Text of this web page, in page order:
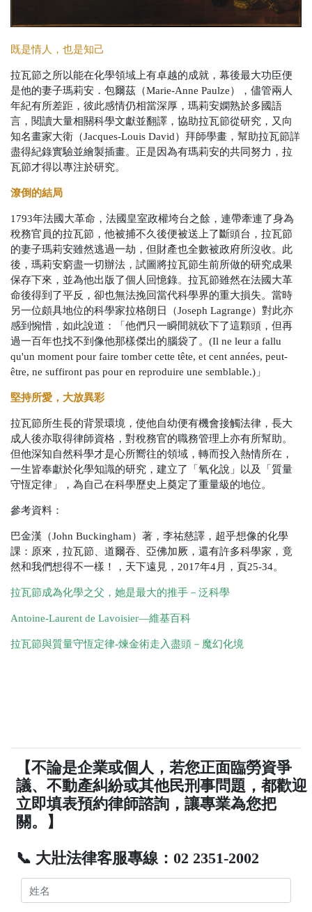
既是情人，也是知己
拉瓦節之所以能在化學領域上有卓越的成就，幕後最大功臣便
是他的妻子瑪莉安．包爾茲（Marie-Anne Paulze），儘管兩人
年紀有所差距，彼此感情仍相當深厚，瑪莉安嫻熟於多國語
言，閱讀大量相關科學文獻並翻譯，協助拉瓦節從研究，又向
知名畫家大衛（Jacques-Louis David）拜師學畫，幫助拉瓦節詳
盡得紀錄實驗並繪製插畫。正是因為有瑪莉安的共同努力，拉
瓦節才得以專注於研究。
潦倒的結局
1793年法國大革命，法國皇室政權垮台之餘，連帶牽連了身為
稅務官員的拉瓦節，他被捕不久後便被送上了斷頭台，拉瓦節
的妻子瑪莉安雖然逃過一劫，但財產也全數被政府所沒收。此
後，瑪莉安窮盡一切辦法，試圖將拉瓦節生前所做的研究成果
保存下來，並為他出版了個人回憶錄。拉瓦節雖然在法國大革
命後得到了平反，卻也無法挽回當代科學界的重大損失。當時
另一位頗具地位的科學家拉格朗日（Joseph Lagrange）對此亦
感到惋惜，如此說道：「 他們只一瞬間就砍下了這顆頭，但再
過一百年也找不到像他那樣傑出的腦袋了。(Il ne leur a fallu
qu'un moment pour faire tomber cette tête, et cent années, peut-
être, ne suffiront pas pour en reproduire une semblable.) 」
堅持所愛，大放異彩
拉瓦節所生長的背景環境，使他自幼便有機會接觸法律，長大
成人後亦取得律師資格，對稅務官的職務管理上亦有所幫助。
但他深知自然科學才是心所嚮往的領域，轉而投入熱情所在，
一生皆奉獻於化學知識的研究，建立了「氧化說」以及「質量
守恆定律」，為自己在科學歷史上奠定了重量級的地位。
參考資料：
巴金漢（John Buckingham）著，李祐慈譯，超乎想像的化學
課：原來，拉瓦節、道爾吞、亞佛加厥，還有許多科學家，竟
然和我們想得不一樣！，天下遠見，2017年4月，頁25-34。
拉瓦節成為化學之父，她是最大的推手－泛科學
Antoine-Laurent de Lavoisier—維基百科
拉瓦節與質量守恆定律-煉金術走入盡頭－魔幻化境
【不論是企業或個人，若您正面臨勞資爭
議、不動產糾紛或其他民刑事問題，都歡迎
立即填表預約律師諮詢，讓專業為您把
關。】
📞 大壯法律客服專線：02 2351-2002